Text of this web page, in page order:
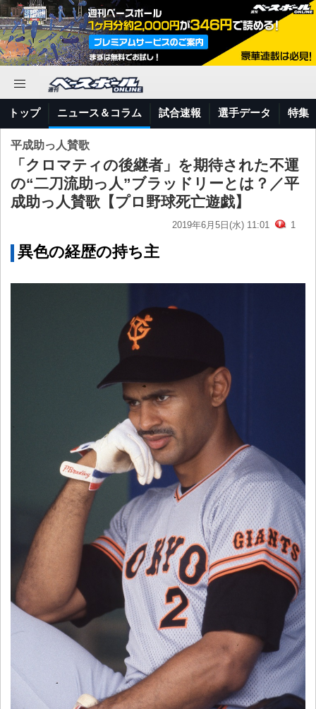
トップ ニュース＆コラム 試合速報 選手データ 特集
平成助っ人賛歌
「クロマティの後継者」を期待された不運
の“二刀流助っ人”ブラッドリーとは？／平
成助っ人賛歌【プロ野球死亡遊戯】
2019年6月5日(水) 11:01 1
異色の経歴の持ち主